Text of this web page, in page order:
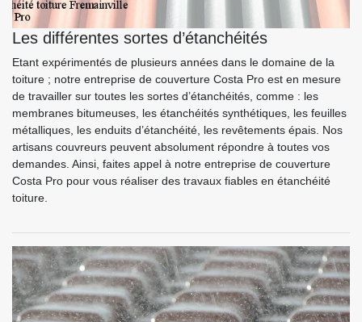
Les différentes sortes d’étanchéités
Etant expérimentés de plusieurs années dans le domaine de la
toiture ; notre entreprise de couverture Costa Pro est en mesure
de travailler sur toutes les sortes d’étanchéités, comme : les
membranes bitumeuses, les étanchéités synthétiques, les feuilles
métalliques, les enduits d’étanchéité, les revêtements épais. Nos
artisans couvreurs peuvent absolument répondre à toutes vos
demandes. Ainsi, faites appel à notre entreprise de couverture
Costa Pro pour vous réaliser des travaux fiables en étanchéité
toiture.